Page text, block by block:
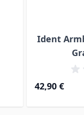
Ident
42,90 €